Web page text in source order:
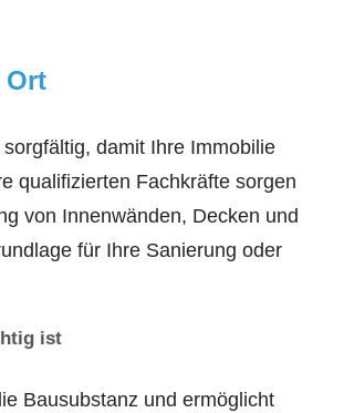
Ort
damit Ihre Immobilie
qualifizierten Fachkräfte sorgen
von Innenwänden, Decken und
für Ihre Sanierung oder
ist
Bausubstanz und ermöglicht